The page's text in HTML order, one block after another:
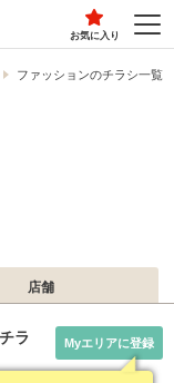
お気に入り
ファッションのチラシ一覧
店舗
ラ
Myエリアに登録